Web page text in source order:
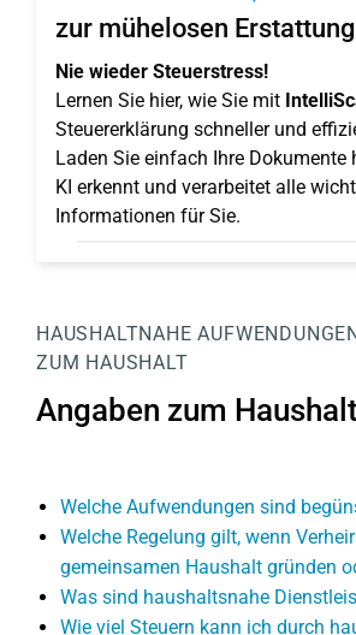
zur mühelosen
Nie wieder Steuerstress!
Lernen Sie hier, wie Sie mit
Steuererklärung schneller und
Laden Sie einfach Ihre Dokumente
KI erkennt und verarbeitet alle
Informationen für Sie.
HAUSHALTNAHE
ZUM HAUSHALT
Angaben zum Haushalt
Welche Aufwendungen sind
Welche Regelung gilt, wenn
gemeinsamen Haushalt gründen
Was sind haushaltsnahe
Wie viel Steuern kann ich durch